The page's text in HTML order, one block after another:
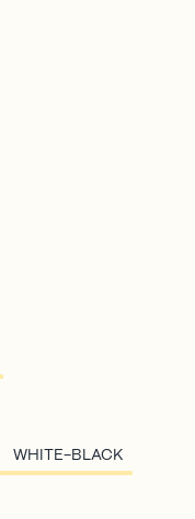
WHITE-BLACK